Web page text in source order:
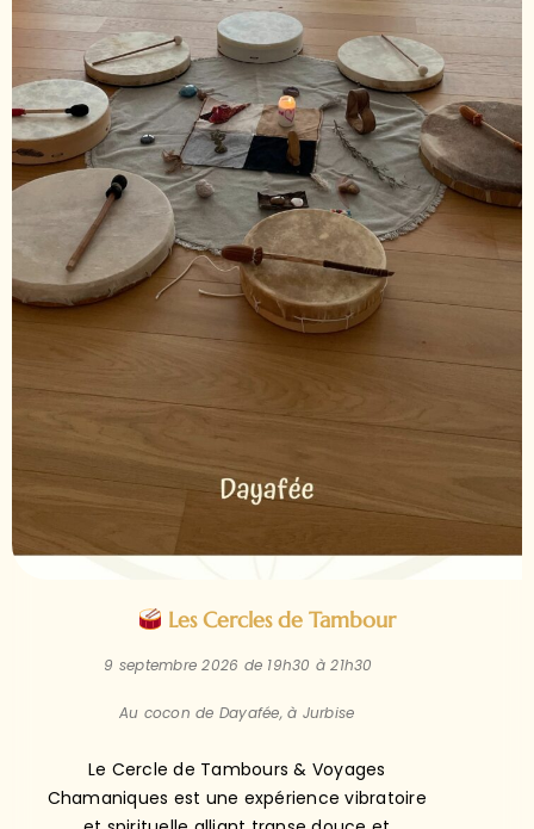
9 septembre 2026 de 19h30 à 21h30
Au cocon de Dayafée, à Jurbise
Le Cercle de Tambours & Voyages
Chamaniques est une expérience vibratoire
et spirituelle alliant transe douce et
introspection. Ensemble, les participants font